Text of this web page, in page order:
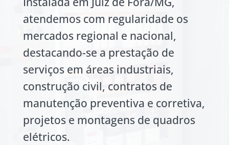
atendemos com regularidade os
mercados regional e nacional,
destacando-se a prestação de
serviços em áreas industriais,
construção civil, contratos de
manutenção preventiva e corretiva,
projetos e montagens de quadros
elétricos.